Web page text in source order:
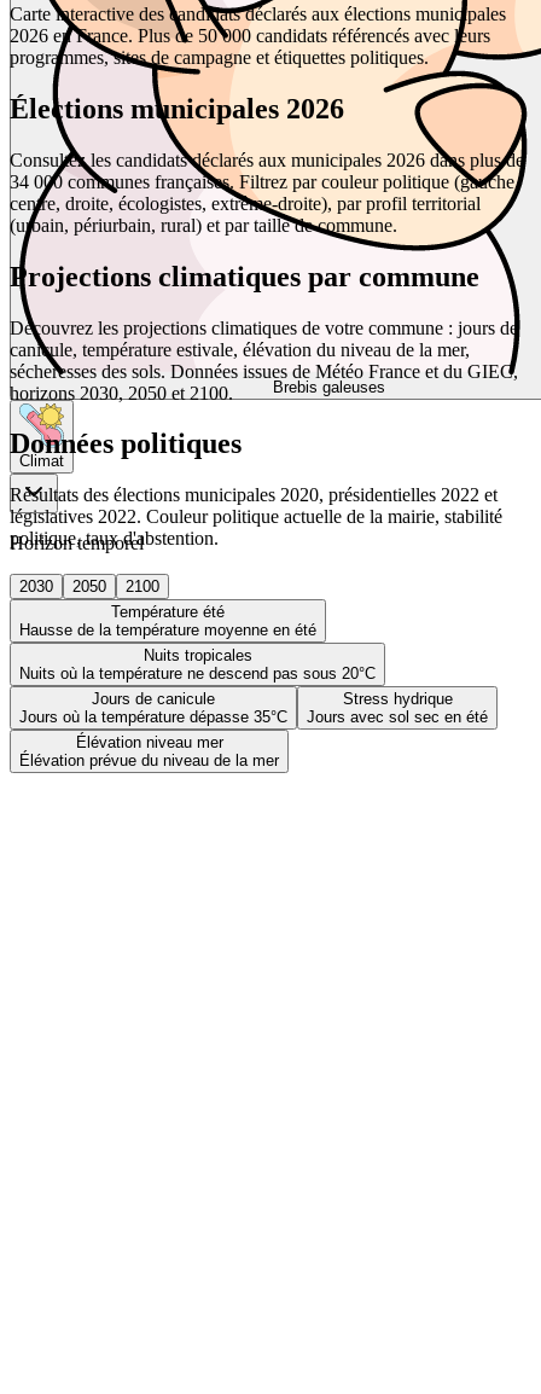
Brebis galeuses
Climat
Horizon temporel
2030 2050
2100
Température été
Hausse de la température moyenne en été
Nuits tropicales
Nuits où la température ne descend pas sous 20°C
Jours de canicule
Jours où la température dépasse 35°C
Stress hydrique
Jours avec sol sec en été
Élévation niveau mer
Élévation prévue du niveau de la mer
Carte interactive des candidats déclarés aux élections municipales
2026 en France. Plus de 50 000 candidats référencés avec leurs
programmes, sites de campagne et étiquettes politiques.
Élections municipales 2026
Consultez les candidats déclarés aux municipales 2026 dans plus de
34 000 communes françaises. Filtrez par couleur politique (gauche,
centre, droite, écologistes, extrême-droite), par profil territorial
(urbain, périurbain, rural) et par taille de commune.
Projections climatiques par commune
Découvrez les projections climatiques de votre commune : jours de
canicule, température estivale, élévation du niveau de la mer,
sécheresses des sols. Données issues de Météo France et du GIEC,
horizons 2030, 2050 et 2100.
Données politiques
Résultats des élections municipales 2020, présidentielles 2022 et
législatives 2022. Couleur politique actuelle de la mairie, stabilité
politique, taux d'abstention.